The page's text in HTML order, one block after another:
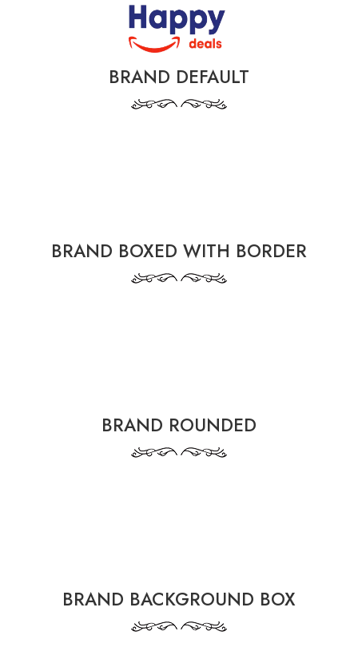
BRAND DEFAULT
BRAND BOXED WITH BORDER
BRAND ROUNDED
BRAND BACKGROUND BOX